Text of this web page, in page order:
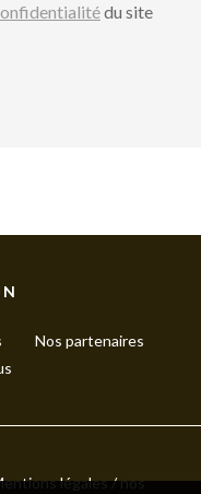
du site
Nos partenaires
légales / nos